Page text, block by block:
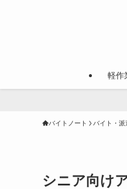
軽作
バイトノート バイト・派
シニア向け